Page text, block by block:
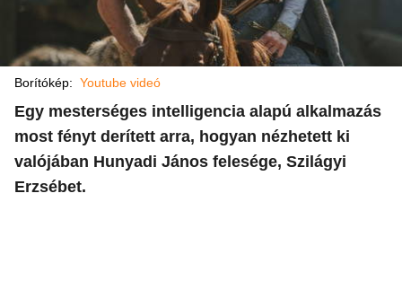
Borítókép: Youtube videó
Egy mesterséges intelligencia alapú alkalmazás
most fényt derített arra, hogyan nézhetett ki
valójában Hunyadi János felesége, Szilágyi
Erzsébet.​